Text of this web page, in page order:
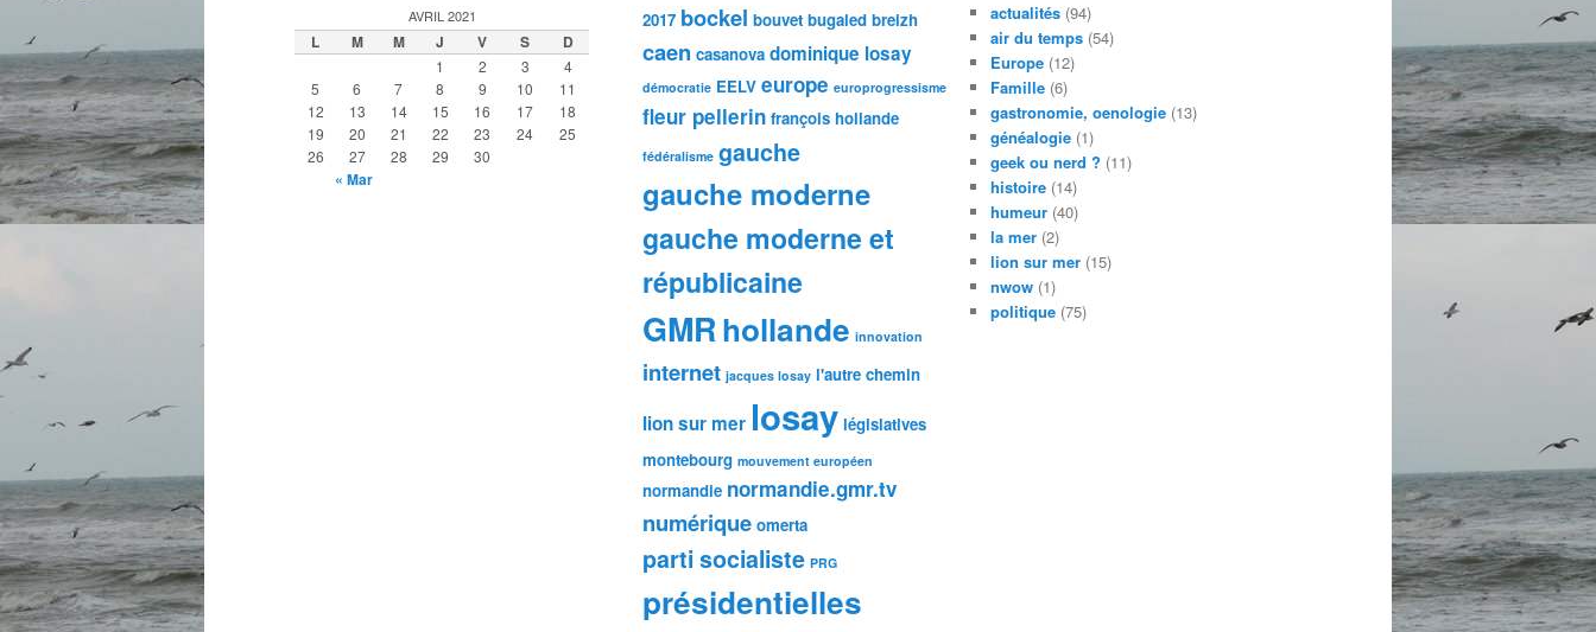
AVRIL 2021
L M M J V S D
1 2 3
4
5
6 7 8 9 10
11
12
13 14 15 16 17
18
19
20 21 22 23 24
25
26
27 28 29 30
« Mar
2017 bockel bouvet bugaled breizh
caen casanova dominique losay
démocratie EELV europe europrogressisme
fleur pellerin françois hollande
fédéralisme gauche
gauche moderne
gauche moderne et
républicaine
GMRhollande innovation
internet jacques losay l'autre chemin
lion sur mer losay législatives
montebourg mouvement européen
normandie normandie.gmr.tv
numérique omerta
parti socialiste PRG
présidentielles
actualités(94)
air du temps(54)
Europe(12)
Famille(6)
gastronomie, oenologie(13)
généalogie(1)
geek ou nerd ? (11)
histoire(14)
humeur(40)
la mer(2)
lion sur mer(15)
nwow(1)
politique(75)